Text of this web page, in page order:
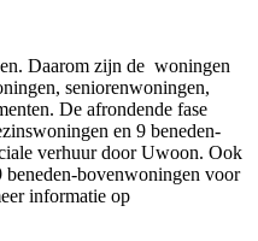
Daarom zijn de woningen
seniorenwoningen,
De afrondende fase
en 9 beneden-
verhuur door Uwoon. Ook
bovenwoningen voor
informatie op